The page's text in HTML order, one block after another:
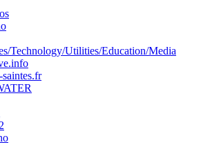
Technology/Utilities/Education/Media